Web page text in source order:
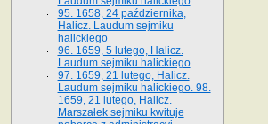
95. 1658, 24 października,
Halicz. Laudum sejmiku
halickiego
96. 1659, 5 lutego, Halicz.
Laudum sejmiku halickiego
97. 1659, 21 lutego, Halicz.
Laudum sejmiku halickiego. 98.
1659, 21 lutego, Halicz.
Marszałek sejmiku kwituje